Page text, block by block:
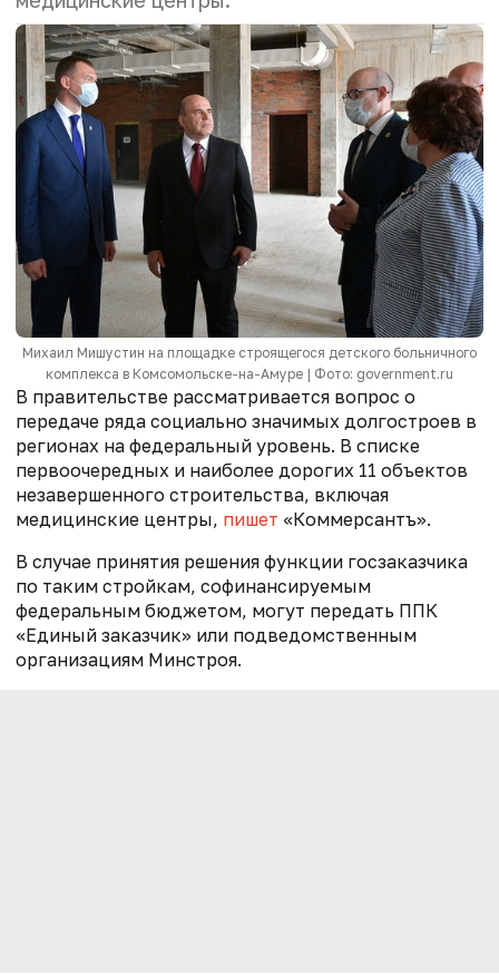
Михаил Мишустин на площадке строящегося детского больничного
комплекса в Комсомольске-на-Амуре | Фото: government.ru
В правительстве рассматривается вопрос о
передаче ряда социально значимых долгостроев в
регионах на федеральный уровень. В списке
первоочередных и наиболее дорогих 11 объектов
незавершенного строительства, включая
медицинские центры, пишет «Коммерсантъ».
В случае принятия решения функции госзаказчика
по таким стройкам, софинансируемым
федеральным бюджетом, могут передать ППК
«Единый заказчик» или подведомственным
организациям Минстроя.